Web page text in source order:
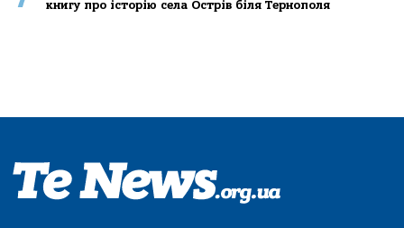
книгу про історію села Острів біля Тернополя